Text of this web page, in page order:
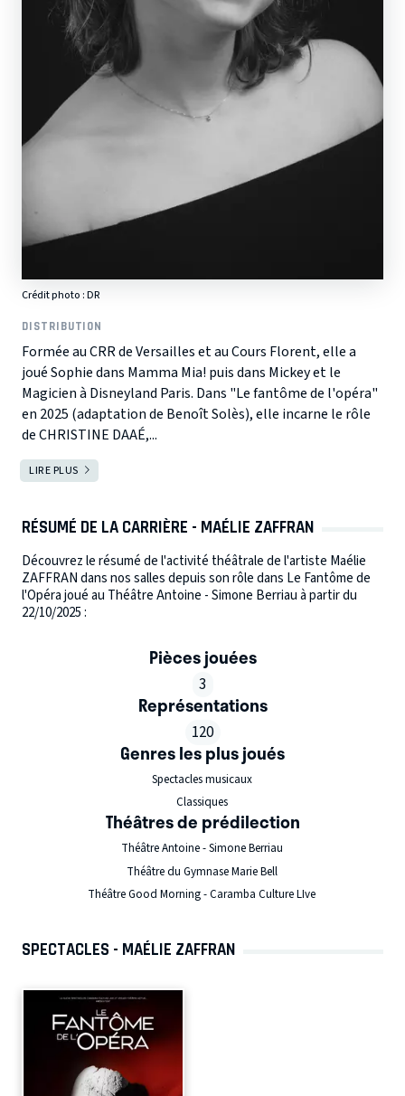
Crédit photo : DR
DISTRIBUTION
Formée au CRR de Versailles et au Cours Florent, elle a
joué Sophie dans Mamma Mia! puis dans Mickey et le
Magicien à Disneyland Paris. Dans "Le fantôme de l'opéra"
en 2025 (adaptation de Benoît Solès), elle incarne le rôle
de CHRISTINE DAAÉ,...
LIRE PLUS
RÉSUMÉ DE LA CARRIÈRE - MAÉLIE ZAFFRAN
Découvrez le résumé de l'activité théâtrale de l'artiste Maélie
ZAFFRAN dans nos salles depuis son rôle dans Le Fantôme de
l'Opéra joué au Théâtre Antoine - Simone Berriau à partir du
22/10/2025 :
Pièces jouées
3
Représentations
120
Genres les plus joués
Spectacles musicaux
Classiques
Théâtres de prédilection
Théâtre Antoine - Simone Berriau
Théâtre du Gymnase Marie Bell
Théâtre Good Morning - Caramba Culture LIve
SPECTACLES - MAÉLIE ZAFFRAN